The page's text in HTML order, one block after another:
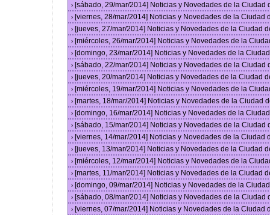
› [sábado, 29/mar/2014] Noticias y Novedades de la Ciudad
› [viernes, 28/mar/2014] Noticias y Novedades de la Ciudad
› [jueves, 27/mar/2014] Noticias y Novedades de la Ciudad
› [miércoles, 26/mar/2014] Noticias y Novedades de la
› [domingo, 23/mar/2014] Noticias y Novedades de la
› [sábado, 22/mar/2014] Noticias y Novedades de la Ciudad
› [jueves, 20/mar/2014] Noticias y Novedades de la Ciudad
› [miércoles, 19/mar/2014] Noticias y Novedades de la
› [martes, 18/mar/2014] Noticias y Novedades de la Ciudad
› [domingo, 16/mar/2014] Noticias y Novedades de la
› [sábado, 15/mar/2014] Noticias y Novedades de la Ciudad
› [viernes, 14/mar/2014] Noticias y Novedades de la Ciudad
› [jueves, 13/mar/2014] Noticias y Novedades de la Ciudad
› [miércoles, 12/mar/2014] Noticias y Novedades de la
› [martes, 11/mar/2014] Noticias y Novedades de la Ciudad
› [domingo, 09/mar/2014] Noticias y Novedades de la
› [sábado, 08/mar/2014] Noticias y Novedades de la Ciudad
› [viernes, 07/mar/2014] Noticias y Novedades de la Ciudad